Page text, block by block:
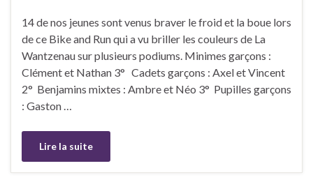
14 de nos jeunes sont venus braver le froid et la boue lors
de ce Bike and Run qui a vu briller les couleurs de La
Wantzenau sur plusieurs podiums. Minimes garçons :
Clément et Nathan 3° Cadets garçons : Axel et Vincent
2° Benjamins mixtes : Ambre et Néo 3° Pupilles garçons
: Gaston …
Lire la suite